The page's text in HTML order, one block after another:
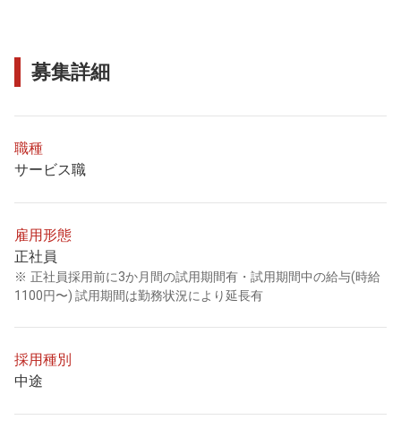
募集詳細
職種
サービス職
雇用形態
正社員
正社員採用前に3か月間の試用期間有・試用期間中の給与(時給
1100円〜) 試用期間は勤務状況により延長有
採用種別
中途